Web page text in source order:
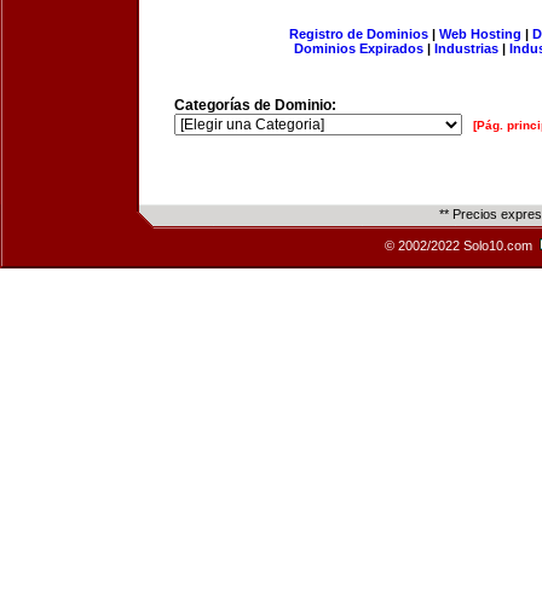
Registro de Dominios| Web Hosting |
Dominios Expirados | Industrias |
Categorías de Dominio:
[Pág.
** Precios
© 2002/2022 Solo10.com